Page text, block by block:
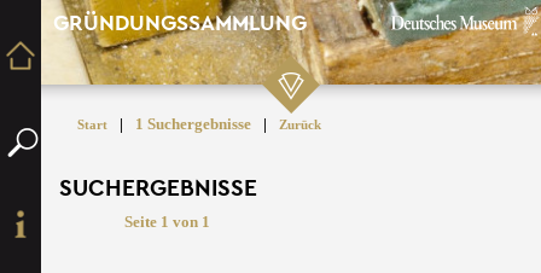
GRÜNDUNGSSAMMLUNG
Start | 1 Suchergebnisse | Zurück
SUCHERGEBNISSE
Seite 1 von 1